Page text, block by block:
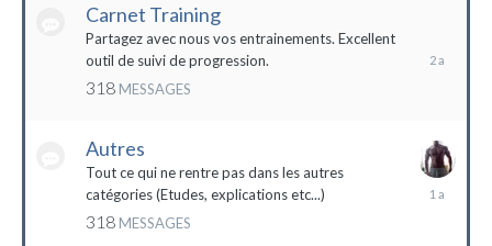
Carnet Training
Partagez avec nous vos entrainements. Excellent
outil de suivi de progression.
318 MESSAGES
2022
Autres
Tout ce qui ne rentre pas dans les autres
catégories (Etudes, explications etc...)
318 MESSAGES
10